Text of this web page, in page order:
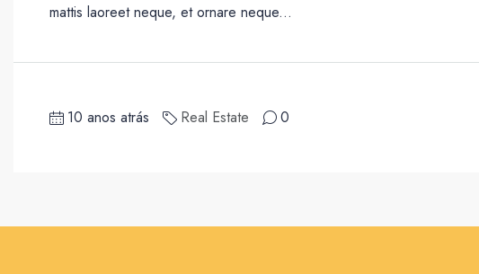
mattis laoreet neque, et ornare neque...
10 anos atrás Real Estate 0